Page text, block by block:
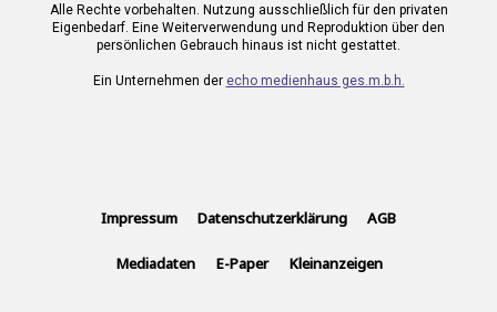
Alle Rechte vorbehalten. Nutzung ausschließlich für den privaten
Eigenbedarf. Eine Weiterverwendung und Reproduktion über den
persönlichen Gebrauch hinaus ist nicht gestattet.
Ein Unternehmen der echo medienhaus ges.m.b.h.
Impressum Datenschutzerklärung AGB
Mediadaten E-Paper Kleinanzeigen